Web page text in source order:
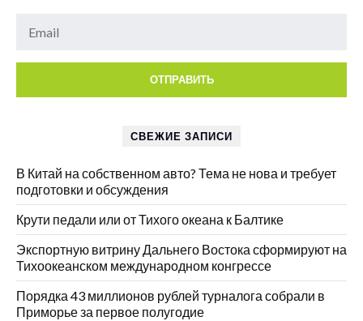
СВЕЖИЕ ЗАПИСИ
В Китай на собственном авто? Тема не нова и требует
подготовки и обсуждения
Крути педали или от Тихого океана к Балтике
Экспортную витрину Дальнего Востока сформируют на
Тихоокеанском международном конгрессе
Порядка 43 миллионов рублей турналога собрали в
Приморье за первое полугодие